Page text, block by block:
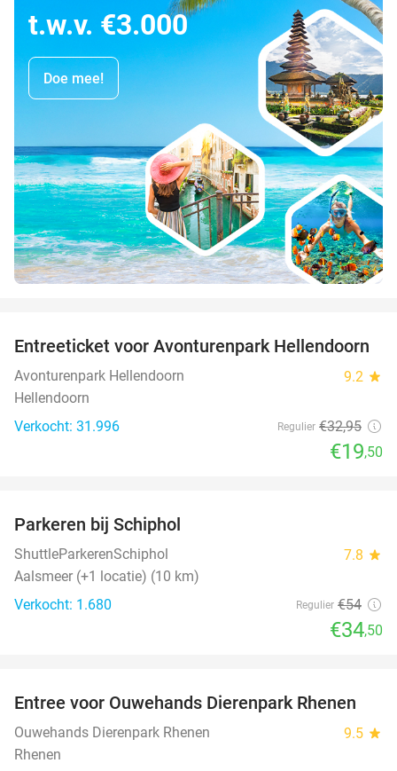
t.w.v. €3.000
Doe mee!
41%
Entreeticket voor Avonturenpark Hellendoorn
Avonturenpark Hellendoorn 9.2 star
Hellendoorn
Verkocht: 31.996
Regulier €32,95
€19,50
Parkeren bij Schiphol
ShuttleParkerenSchiphol 7.8 star
Aalsmeer (+1 locatie) (10 km)
Verkocht: 1.680
Regulier €54
€34,50
19%
Entree voor Ouwehands Dierenpark Rhenen
Ouwehands Dierenpark Rhenen 9.5 star
Rhenen